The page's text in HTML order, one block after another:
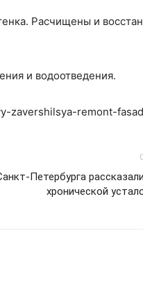
Расчищены и
и водоотведения.
zavershilsya-remont-
Петербурга
хронической